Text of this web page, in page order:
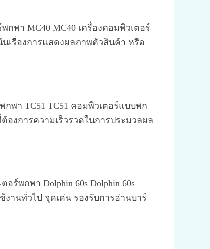
พกพา MC40 MC40 เครื่องคอมพิวเตอร์
เรื่องการแสดงผลภาพตัวสินค้า หรือ
พกพา TC51 TC51 คอมพิวเตอร์แบบพก
งการความเร็วรวดในการประมวลผล
อร์พกพา Dolphin 60s Dolphin 60s
งานทั่วไป จุดเด่น รองรับการอ่านบาร์